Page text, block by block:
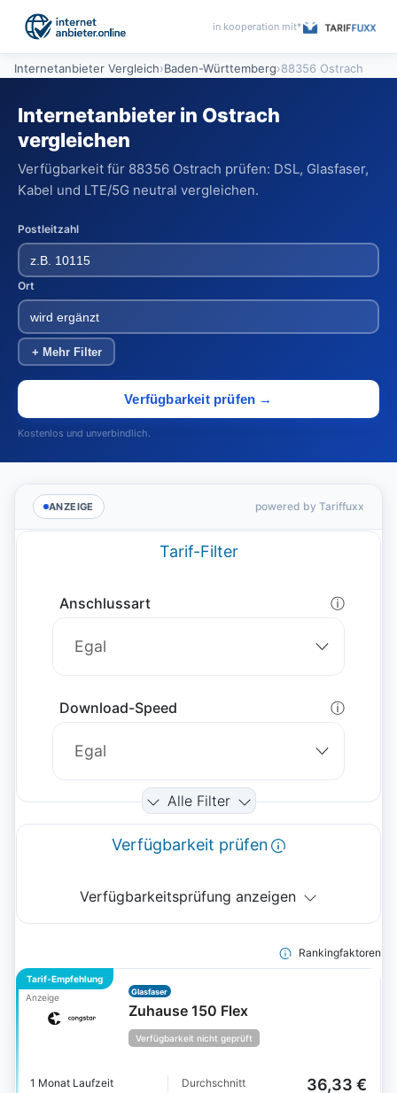
in kooperation mit*
Internetanbieter Vergleich›Baden-Württemberg›88356 Ostrach
Internetanbieter in Ostrach
vergleichen
Verfügbarkeit für 88356 Ostrach prüfen: DSL, Glasfaser,
Kabel und LTE/5G neutral vergleichen.
Postleitzahl
Ort
+ Mehr Filter
Verfügbarkeit prüfen →
Kostenlos und unverbindlich.
ANZEIGE powered by Tariffuxx